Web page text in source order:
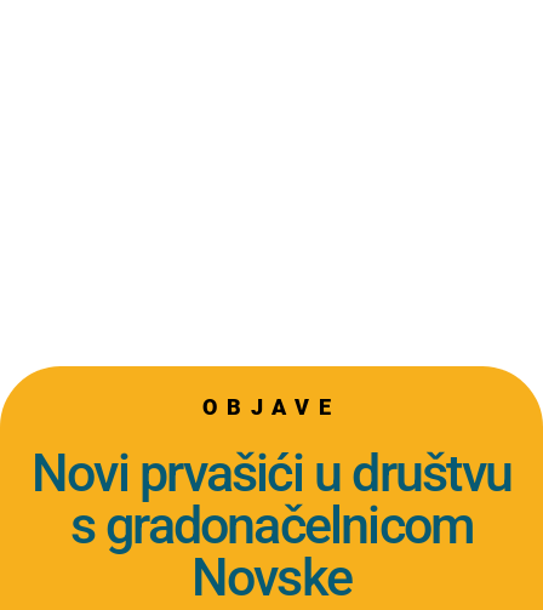
OBJAVE
Novi prvašići u društvu
s gradonačelnicom
Novske